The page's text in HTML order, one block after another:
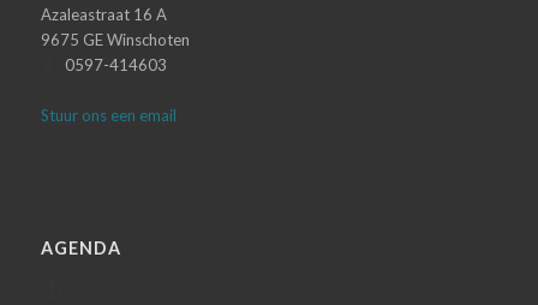
Azaleastraat 16 A
9675 GE Winschoten
0597-414603
Stuur ons een email
AGENDA